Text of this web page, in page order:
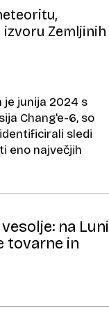
Zemljinih
je junija 2024 s
Chang'e-6, so
sledi
eno največjih
na Luni
tovarne in